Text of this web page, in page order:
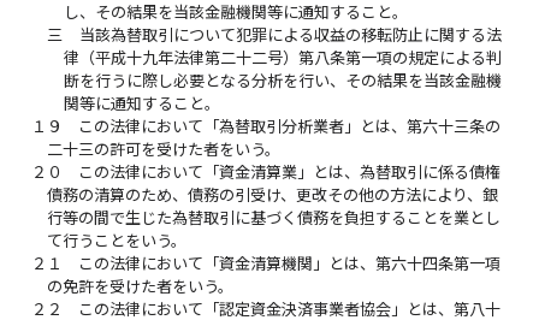
し、その結果を当該金融機関等に通知すること。
三
当該為替取引について犯罪による収益の移転防止に関する法
律（平成十九年法律第二十二号）第八条第一項の規定による判
断を行うに際し必要となる分析を行い、その結果を当該金融機
関等に通知すること。
１９
この法律において「為替取引分析業者」とは、第六十三条の
二十三の許可を受けた者をいう。
２０
この法律において「資金清算業」とは、為替取引に係る債権
債務の清算のため、債務の引受け、更改その他の方法により、銀
行等の間で生じた為替取引に基づく債務を負担することを業とし
て行うことをいう。
２１
この法律において「資金清算機関」とは、第六十四条第一項
の免許を受けた者をいう。
２２
この法律において「認定資金決済事業者協会」とは、第八十